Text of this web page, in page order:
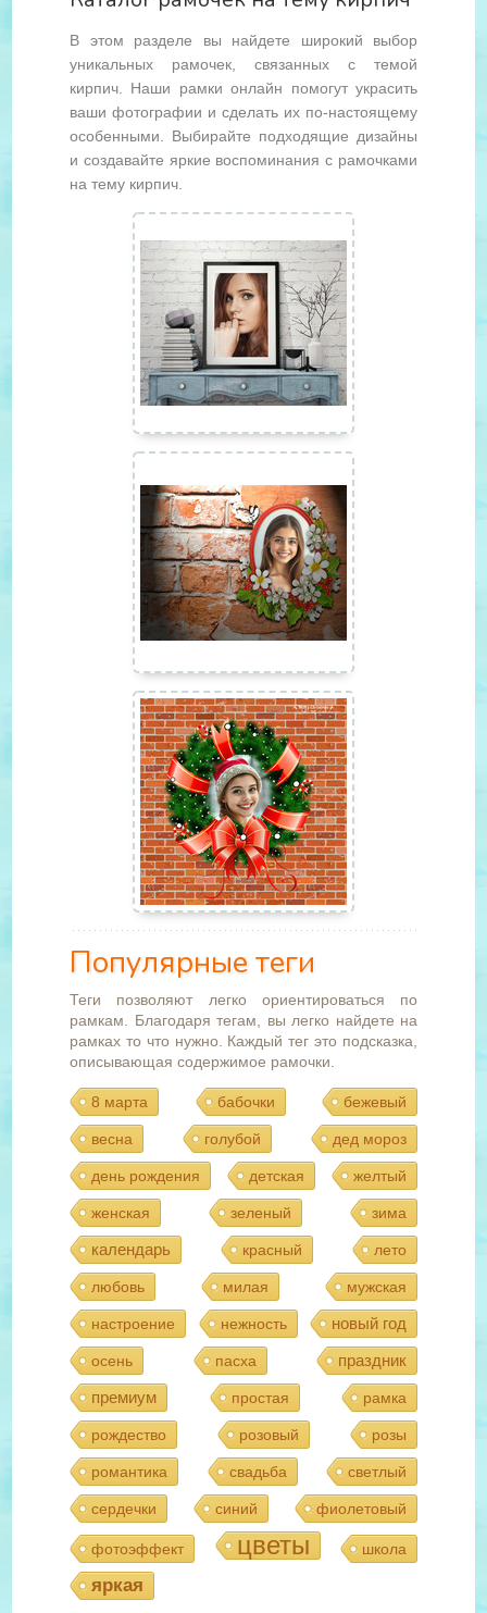
В этом разделе вы найдете широкий выбор
уникальных рамочек, связанных с темой
кирпич. Наши рамки онлайн помогут украсить
ваши фотографии и сделать их по-настоящему
особенными. Выбирайте подходящие дизайны
и создавайте яркие воспоминания с рамочками
на тему кирпич.
Популярные теги
Теги позволяют легко ориентироваться по
рамкам. Благодаря тегам, вы легко найдете на
рамках то что нужно. Каждый тег это подсказка,
описывающая содержимое рамочки.
8 марта бабочки бежевый
весна голубой дед мороз
день рождения детская желтый
женская зеленый зима
календарь красный лето
любовь милая мужская
настроение нежность новый год
осень пасха
праздник
премиум
простая рамка
рождество розовый розы
романтика свадьба светлый
сердечки синий фиолетовый
фотоэффект цветы школа
яркая